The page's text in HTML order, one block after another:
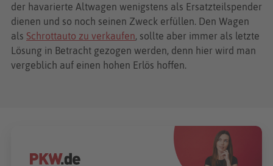
der havarierte Altwagen wenigstens als Ersatzteilspender
dienen und so noch seinen Zweck erfüllen. Den Wagen
als Schrottauto zu verkaufen, sollte aber immer als letzte
Lösung in Betracht gezogen werden, denn hier wird man
vergeblich auf einen hohen Erlös hoffen.